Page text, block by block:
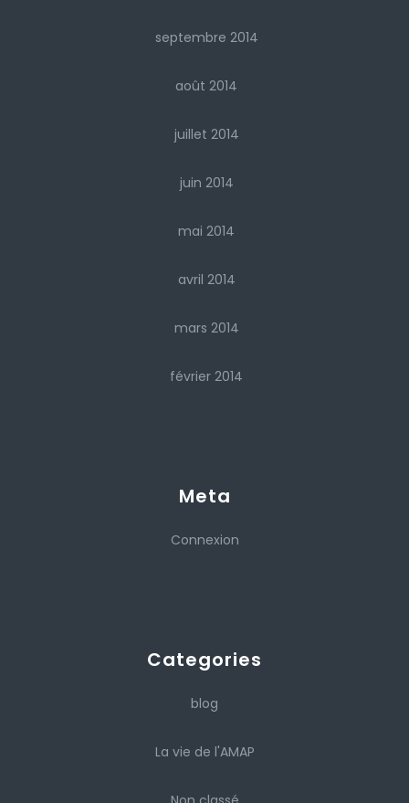
septembre 2014
août 2014
juillet 2014
juin 2014
mai 2014
avril 2014
mars 2014
février 2014
Meta
Connexion
Categories
blog
La vie de l'AMAP